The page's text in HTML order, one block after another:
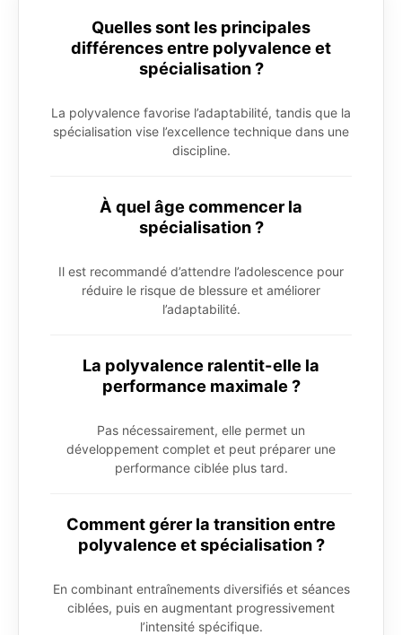
Quelles sont les principales
différences entre polyvalence et
spécialisation ?
La polyvalence favorise l’adaptabilité, tandis que la
spécialisation vise l’excellence technique dans une
discipline.
À quel âge commencer la
spécialisation ?
Il est recommandé d’attendre l’adolescence pour
réduire le risque de blessure et améliorer
l’adaptabilité.
La polyvalence ralentit-elle la
performance maximale ?
Pas nécessairement, elle permet un
développement complet et peut préparer une
performance ciblée plus tard.
Comment gérer la transition entre
polyvalence et spécialisation ?
En combinant entraînements diversifiés et séances
ciblées, puis en augmentant progressivement
l’intensité spécifique.